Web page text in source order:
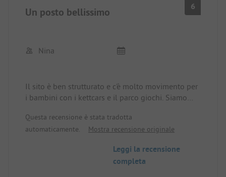
Un posto bellissimo 6
Nina
Il sito è ben strutturato e c'è molto movimento per
i bambini con i kettcars e il parco giochi. Siamo
accogliente per i cani, ma non sono ammessi sulla
spiaggia di Alberssee. Il che era un peccato
non volevano lasciare il cane da solo nella
roulotte. Quindi bisognava pianificare le attività
Questa recensione è stata tradotta
automaticamente.
Mostra recensione originale
Leggi la recensione
completa